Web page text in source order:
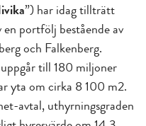
”) har idag tillträtt
portfölj bestående av
och Falkenberg.
till 180 miljoner
yta om cirka 8 100 m2.
avtal, uthyrningsgraden